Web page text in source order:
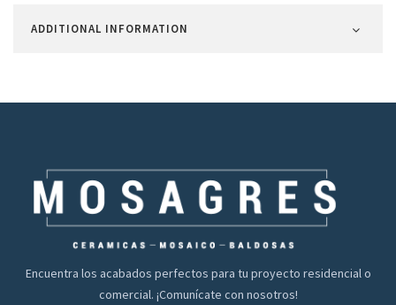
ADDITIONAL INFORMATION
Encuentra los acabados perfectos para tu proyecto residencial o
comercial. ¡Comunícate con nosotros!